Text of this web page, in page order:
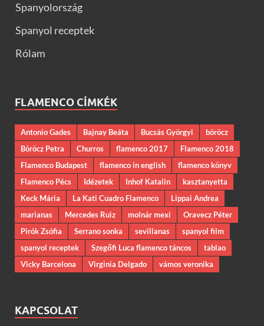
Spanyolország
Spanyol receptek
Rólam
FLAMENCO CÍMKÉK
Antonio Gades Bajnay Beáta Bucsás Györgyi
böröcz
Böröcz Petra
Churros flamenco 2017
Flamenco 2018
Flamenco Budapest
flamenco in english
flamenco könyv
Flamenco Pécs
Idézetek Inhof Katalin
kasztanyetta
Keck Mária
La Kati Cuadro Flamenco
Lippai Andrea
marianas
Mercedes Ruiz molnár mexi
Oravecz Péter
Pirók Zsófia
Serrano sonka sevillanas
spanyol film
spanyol receptek
Szegőfi Luca flamenco táncos
tablao
Vicky Barcelona
Virginia Delgado vámos veronika
KAPCSOLAT